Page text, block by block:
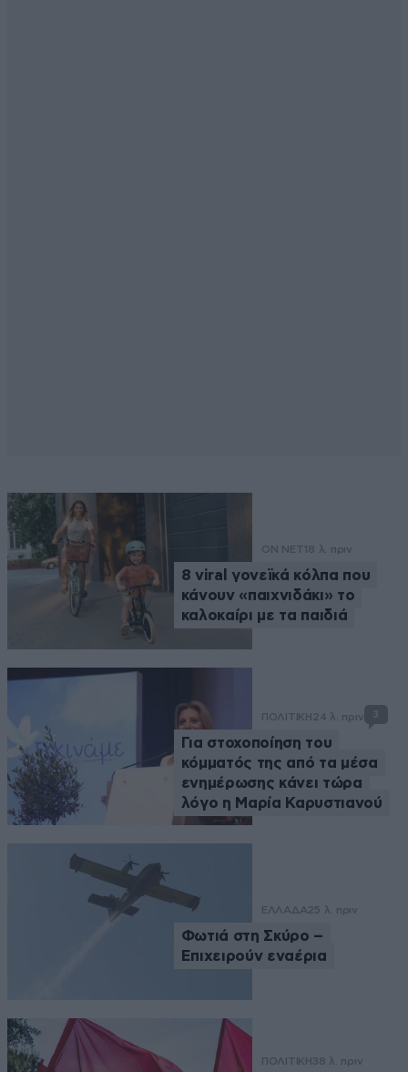
ON NET 18 λ. πριν
8 viral γονεϊκά κόλπα που
κάνουν «παιχνιδάκι» το
καλοκαίρι με τα παιδιά
ΠΟΛΙΤΙΚΗ24 λ. πριν 3
Για στοχοποίηση του
κόμματός της από τα μέσα
ενημέρωσης κάνει τώρα
λόγο η Μαρία Καρυστιανού
ΕΛΛΑΔΑ25 λ. πριν
Φωτιά στη Σκύρο –
Επιχειρούν εναέρια
ΠΟΛΙΤΙΚΗ38 λ. πριν